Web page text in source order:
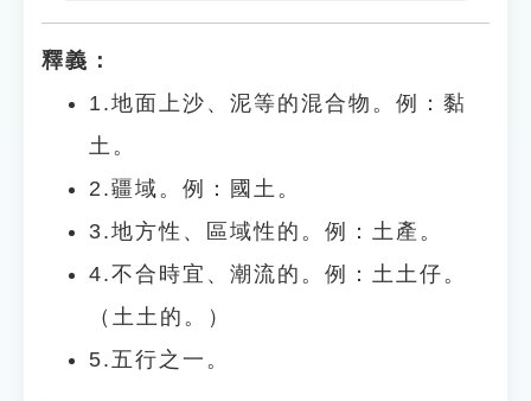
釋義：
1.地面上沙、泥等的混合物。例：黏
土。
2.疆域。例：國土。
3.地方性、區域性的。例：土產。
4.不合時宜、潮流的。例：土土仔。
（土土的。）
5.五行之一。